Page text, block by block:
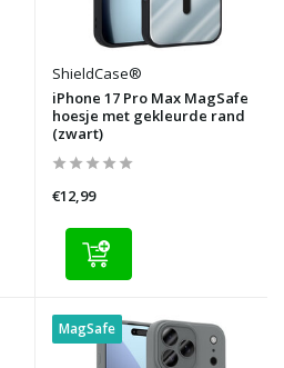
ShieldCase®
iPhone 17 Pro Max MagSafe
hoesje met gekleurde rand
(zwart)
€12,99
MagSafe